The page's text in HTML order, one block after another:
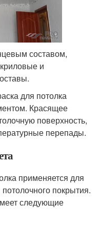
составом,
и
для потолка
Красящее
поверхность,
перепады.
применяется для
покрытия.
следующие